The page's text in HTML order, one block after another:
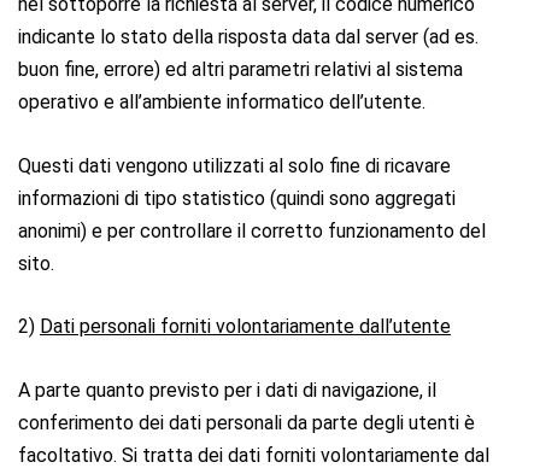
indicante lo stato della risposta data dal server (ad es.
buon fine, errore) ed altri parametri relativi al sistema
operativo e all’ambiente informatico dell’utente.
Questi dati vengono utilizzati al solo fine di ricavare
informazioni di tipo statistico (quindi sono aggregati
anonimi) e per controllare il corretto funzionamento del
sito.
2) Dati personali forniti volontariamente dall’utente
A parte quanto previsto per i dati di navigazione, il
conferimento dei dati personali da parte degli utenti è
facoltativo. Si tratta dei dati forniti volontariamente dal